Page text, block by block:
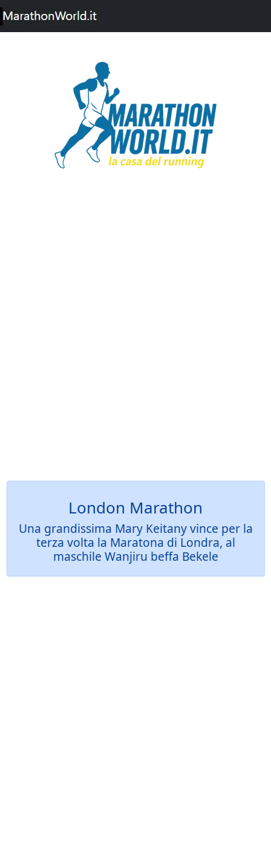
London Marathon
Una grandissima Mary Keitany vince per la
terza volta la Maratona di Londra, al
maschile Wanjiru beffa Bekele